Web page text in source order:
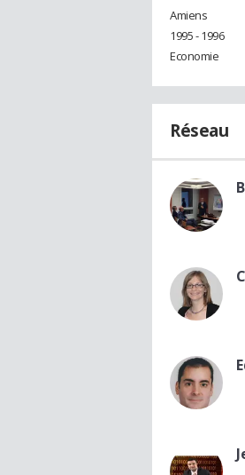
Amiens
1995 - 1996
Economie
Réseau